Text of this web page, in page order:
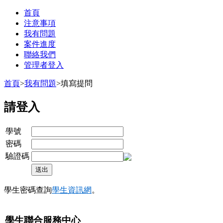
首頁
注意事項
我有問題
案件進度
聯絡我們
管理者登入
首頁>我有問題>填寫提問
請登入
學號
密碼
驗證碼
學生密碼查詢學生資訊網 。
學生聯合服務中心